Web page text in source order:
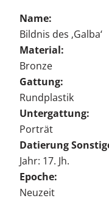
Name:
Bildnis des ‚Galba‘
Material:
Bronze
Gattung:
Rundplastik
Untergattung:
Porträt
Datierung
Jahr: 17. Jh.
Epoche:
Neuzeit